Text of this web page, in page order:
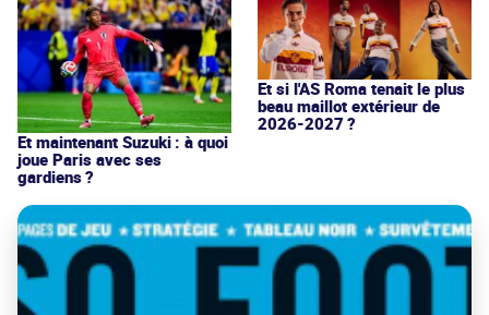
Et maintenant Suzuki : à quoi
joue Paris avec ses
gardiens ?
Et si l'AS Roma tenait le plus
beau maillot extérieur de
2026-2027 ?